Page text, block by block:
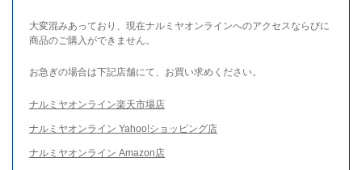
大変混みあっており、現在ナルミヤオンラインへのアクセスならびに
商品のご購入ができません。
お急ぎの場合は下記店舗にて、お買い求めください。
ナルミヤオンライン楽天市場店
ナルミヤオンライン Yahoo!ショッピング店
ナルミヤオンライン Amazon店